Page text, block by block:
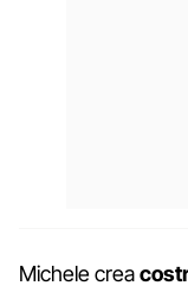
Michele crea